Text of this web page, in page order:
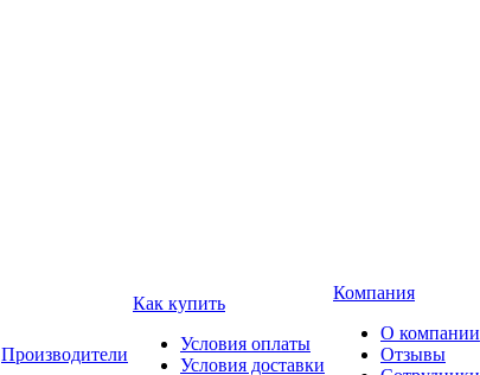
Производители
Как купить
Условия оплаты
Условия доставки
Компания
О компании
Отзывы